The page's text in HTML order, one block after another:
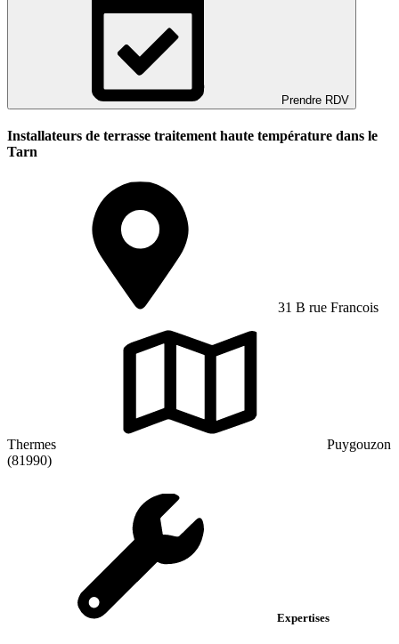
Prendre RDV
Installateurs de terrasse traitement haute température dans le
Tarn
31 B rue Francois
Thermes
Puygouzon
(81990)
Expertises